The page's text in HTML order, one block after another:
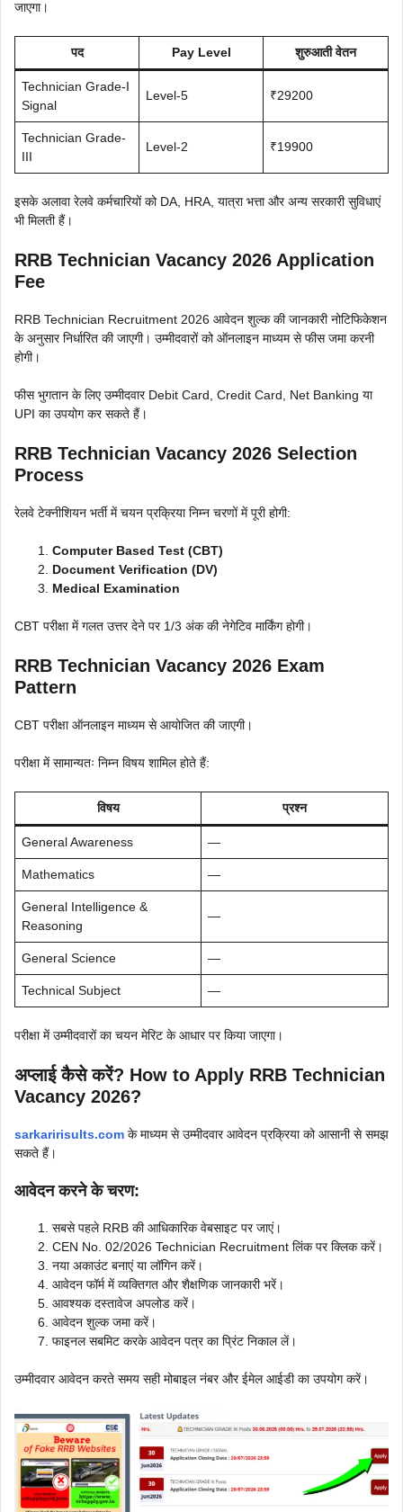
जाएगा।
पद Pay Level शुरुआती वेतन
Technician Grade-I
Signal
Level-5 ₹29200
Technician Grade-
III
Level-2 ₹19900
इसके अलावा रेलवे कर्मचारियों को DA, HRA, यात्रा भत्ता और अन्य सरकारी सुविधाएं
भी मिलती हैं।
RRB Technician Vacancy 2026 Application
Fee
RRB Technician Recruitment 2026 आवेदन शुल्क की जानकारी नोटिफिकेशन
के अनुसार निर्धारित की जाएगी। उम्मीदवारों को ऑनलाइन माध्यम से फीस जमा करनी
होगी।
फीस भुगतान के लिए उम्मीदवार Debit Card, Credit Card, Net Banking या
UPI का उपयोग कर सकते हैं।
RRB Technician Vacancy 2026 Selection
Process
रेलवे टेक्नीशियन भर्ती में चयन प्रक्रिया निम्न चरणों में पूरी होगी:
Computer Based Test (CBT)
Document Verification (DV)
Medical Examination
CBT परीक्षा में गलत उत्तर देने पर 1/3 अंक की नेगेटिव मार्किंग होगी।
RRB Technician Vacancy 2026 Exam
Pattern
CBT परीक्षा ऑनलाइन माध्यम से आयोजित की जाएगी।
परीक्षा में सामान्यतः निम्न विषय शामिल होते हैं:
विषय प्रश्न
General Awareness —
Mathematics —
General Intelligence &
Reasoning
—
General Science —
Technical Subject —
परीक्षा में उम्मीदवारों का चयन मेरिट के आधार पर किया जाएगा।
अप्लाई कैसे करें? How to Apply RRB Technician
Vacancy 2026?
sarkaririsults.com के माध्यम से उम्मीदवार आवेदन प्रक्रिया को आसानी से समझ
सकते हैं।
आवेदन करने के चरण:
सबसे पहले RRB की आधिकारिक वेबसाइट पर जाएं।
CEN No. 02/2026 Technician Recruitment लिंक पर क्लिक करें।
नया अकाउंट बनाएं या लॉगिन करें।
आवेदन फॉर्म में व्यक्तिगत और शैक्षणिक जानकारी भरें।
आवश्यक दस्तावेज अपलोड करें।
आवेदन शुल्क जमा करें।
फाइनल सबमिट करके आवेदन पत्र का प्रिंट निकाल लें।
उम्मीदवार आवेदन करते समय सही मोबाइल नंबर और ईमेल आईडी का उपयोग करें।